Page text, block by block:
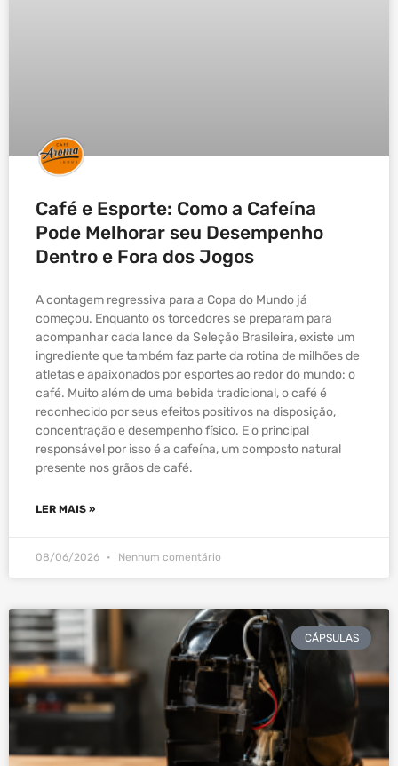
Café e Esporte: Como a Cafeína
Pode Melhorar seu Desempenho
Dentro e Fora dos Jogos
A contagem regressiva para a Copa do Mundo já
começou. Enquanto os torcedores se preparam para
acompanhar cada lance da Seleção Brasileira, existe um
ingrediente que também faz parte da rotina de milhões de
atletas e apaixonados por esportes ao redor do mundo: o
café. Muito além de uma bebida tradicional, o café é
reconhecido por seus efeitos positivos na disposição,
concentração e desempenho físico. E o principal
responsável por isso é a cafeína, um composto natural
presente nos grãos de café.
LER MAIS »
08/06/2026 Nenhum comentário
CÁPSULAS